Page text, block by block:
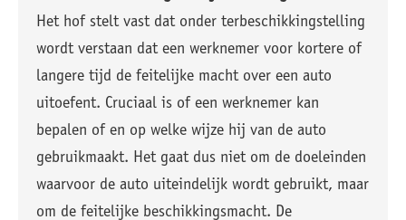
Het hof stelt vast dat onder terbeschikkingstelling
wordt verstaan dat een werknemer voor kortere of
langere tijd de feitelijke macht over een auto
uitoefent. Cruciaal is of een werknemer kan
bepalen of en op welke wijze hij van de auto
gebruikmaakt. Het gaat dus niet om de doeleinden
waarvoor de auto uiteindelijk wordt gebruikt, maar
om de feitelijke beschikkingsmacht. De